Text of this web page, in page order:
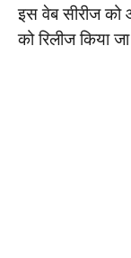
इस वेब सीरीज को
को रिलीज किया